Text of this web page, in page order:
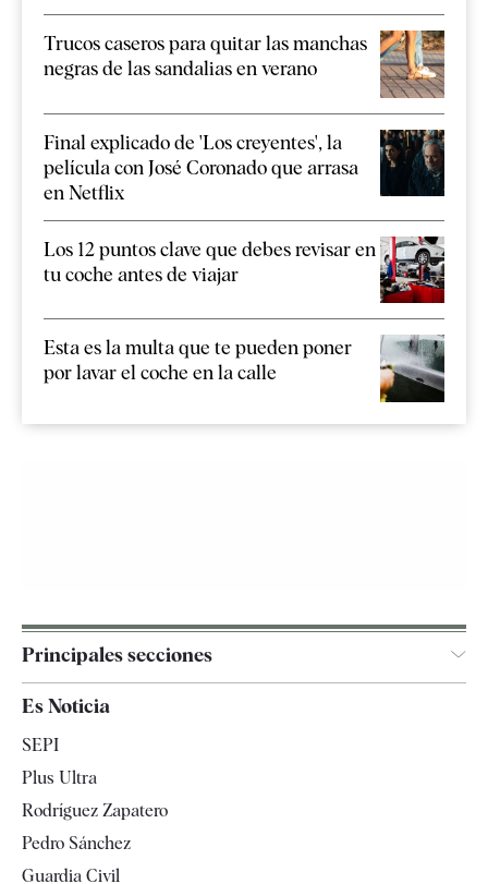
Trucos caseros para quitar las manchas
negras de las sandalias en verano
Final explicado de 'Los creyentes', la
película con José Coronado que arrasa
en Netflix
Los 12 puntos clave que debes revisar en
tu coche antes de viajar
Esta es la multa que te pueden poner
por lavar el coche en la calle
Principales secciones
Televisión
Es Noticia
SEPI
Plus Ultra
Rodríguez Zapatero
Pedro Sánchez
Guardia Civil